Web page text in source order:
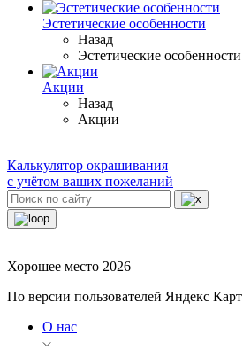
Эстетические особенности
Назад
Эстетические особенности
Акции
Назад
Акции
Калькулятор окрашивания
с учётом ваших пожеланий
Хорошее место 2026
По версии пользователей Яндекс Карт
О нас